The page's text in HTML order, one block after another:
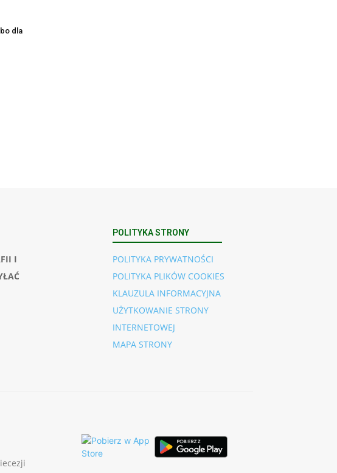
dla
I
POLITYKA STRONY
POLITYKA PRYWATNOŚCI
POLITYKA PLIKÓW COOKIES
KLAUZULA INFORMACYJNA
UŻYTKOWANIE STRONY
INTERNETOWEJ
MAPA STRONY